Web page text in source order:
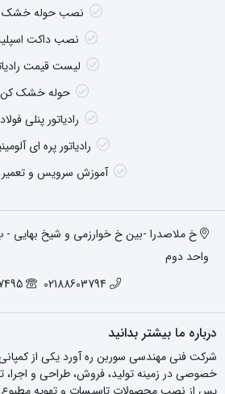
نصب حوله خشک
نصب داکت
لیست قیمت
حوله خشک کن
رادیاتور پنلی
رادیاتور پره ای
آموزش سرویس و تعمیر
واحد دوم
02188603794
درباره ما بیشتر بدانید
شرکت فنی مهندسی سوربن ره آورد یکی از
خصوصی در زمینه تولید، فروش، طراحی و اجرا،
پس از نصب محصولات تاسیسات و تهویه مطبوع